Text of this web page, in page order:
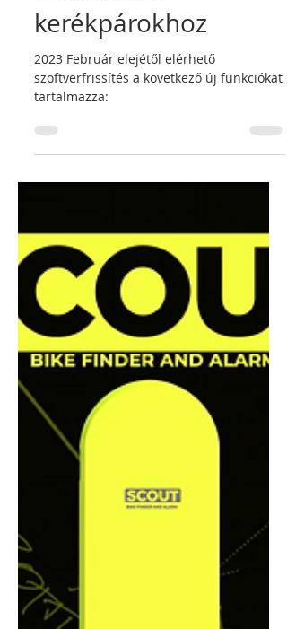
rendelkező
elektromos
kerékpárokhoz
2023 Február elejétől elérhető
tartalmazza: